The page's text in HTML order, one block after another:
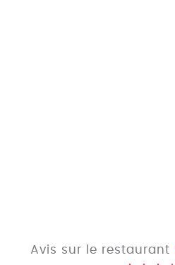
Avis sur le restaurant